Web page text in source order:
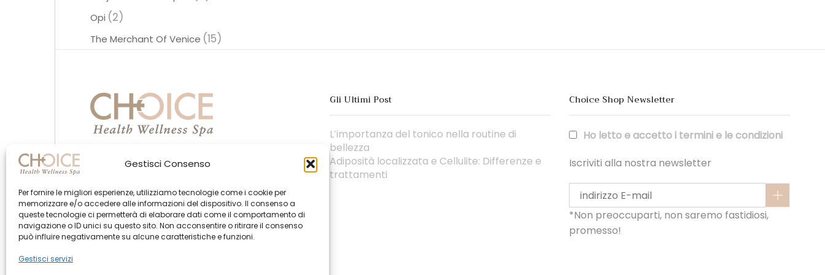
Gestisci Consenso
Per fornire le migliori esperienze, utilizziamo tecnologie come i cookie per
memorizzare e/o accedere alle informazioni del dispositivo. Il consenso a
queste tecnologie ci permetterà di elaborare dati come il comportamento di
navigazione o ID unici su questo sito. Non acconsentire o ritirare il consenso
può influire negativamente su alcune caratteristiche e funzioni.
Gestisci servizi
Opi (2)
The Merchant Of Venice (15)
Gli Ultimi Post
L’importanza del tonico nella routine di
bellezza
Adiposità localizzata e Cellulite: Differenze e
trattamenti
Choice Shop Newsletter
Ho letto e accetto i termini e le condizioni
Iscriviti alla nostra newsletter
*Non preoccuparti, non saremo fastidiosi,
promesso!